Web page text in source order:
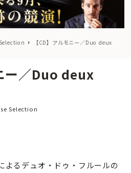
【CD】アルモニー／Duo deux
ー／Duo deux
Selection
るデュオ・ドゥ・フルールの